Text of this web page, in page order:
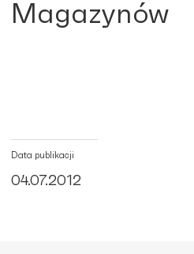
Magazynów
Data publikacji
04.07.2012